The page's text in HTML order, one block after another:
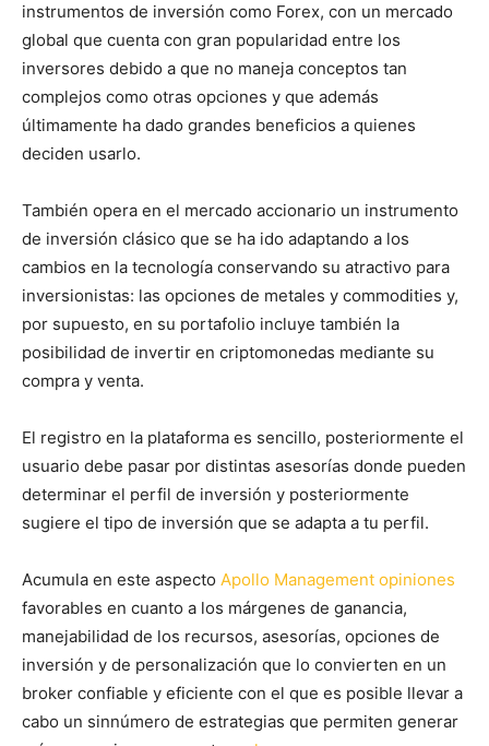
instrumentos de inversión como Forex, con un mercado
global que cuenta con gran popularidad entre los
inversores debido a que no maneja conceptos tan
complejos como otras opciones y que además
últimamente ha dado grandes beneficios a quienes
deciden usarlo.
También opera en el mercado accionario un instrumento
de inversión clásico que se ha ido adaptando a los
cambios en la tecnología conservando su atractivo para
inversionistas: las opciones de metales y commodities y,
por supuesto, en su portafolio incluye también la
posibilidad de invertir en criptomonedas mediante su
compra y venta.
El registro en la plataforma es sencillo, posteriormente el
usuario debe pasar por distintas asesorías donde pueden
determinar el perfil de inversión y posteriormente
sugiere el tipo de inversión que se adapta a tu perfil.
Acumula en este aspecto Apollo Management opiniones
favorables en cuanto a los márgenes de ganancia,
manejabilidad de los recursos, asesorías, opciones de
inversión y de personalización que lo convierten en un
broker confiable y eficiente con el que es posible llevar a
cabo un sinnúmero de estrategias que permiten generar